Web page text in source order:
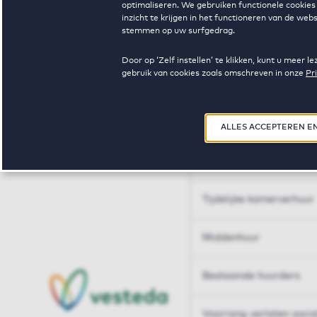
optimaliseren. We gebruiken functionele
inzicht te krijgen in het functioneren van de
stemmen op uw surfgedrag.
Door op ‘Zelf instellen’ te klikken, kunt u meer
gebruik van cookies zoals omschreven in onze
ALLES ACCEPTEREN
Huren op maat
Tijdelijke kamerverhuur
Middenhuur
Bestaande huurders
Voorrang verlaten